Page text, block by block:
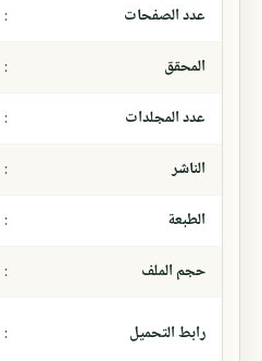
عدد الصفحات
:
المحقق
:
عدد المجلدات
:
الناشر
:
الطبعة
:
حجم الملف
:
رابط التحميل :